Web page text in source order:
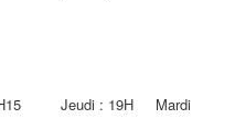
Jeudi : 19H Mardi